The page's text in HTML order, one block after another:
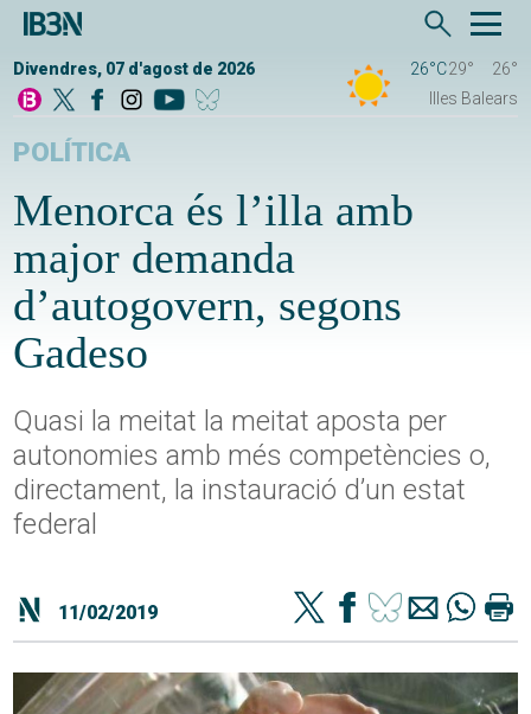
Divendres, 07 d'agost de 2026 26°C29°
26°
Illes Balears
POLÍTICA
Menorca és l’illa amb
major demanda
d’autogovern, segons
Gadeso
Quasi la meitat la meitat aposta per
autonomies amb més competències o,
directament, la instauració d’un estat
federal
11/02/2019